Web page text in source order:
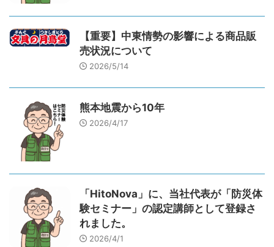
【重要】中東情勢の影響による商品販
売状況について
2026/5/14
熊本地震から10年
2026/4/17
「HitoNova」に、当社代表が「防災体
験セミナー」の認定講師として登録さ
れました。
2026/4/1